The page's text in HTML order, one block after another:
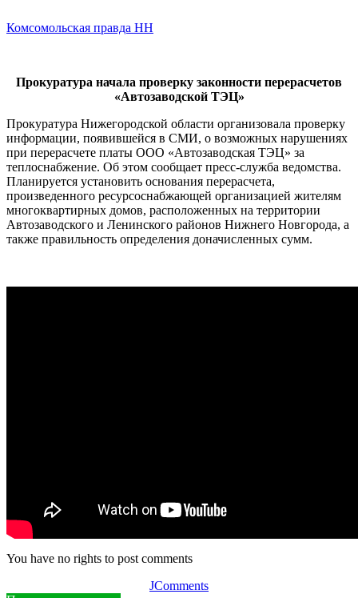
Комсомольская правда НН
Прокуратура начала проверку законности перерасчетов
«Автозаводской ТЭЦ»
Прокуратура Нижегородской области организовала проверку
информации, появившейся в СМИ, о возможных нарушениях
при перерасчете платы ООО «Автозаводская ТЭЦ» за
теплоснабжение. Об этом сообщает пресс-служба ведомства.
Планируется установить основания перерасчета,
произведенного ресурсоснабжающей организацией жителям
многоквартирных домов, расположенных на территории
Автозаводского и Ленинского районов Нижнего Новгорода, а
также правильность определения доначисленных сумм.
You have no rights to post comments
JComments